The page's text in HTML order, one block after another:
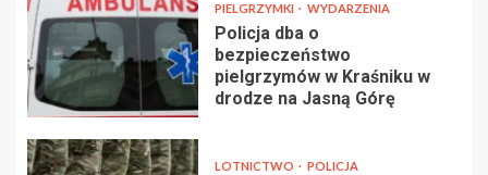
PIELGRZYMKI WYDARZENIA
Policja dba o
bezpieczeństwo
pielgrzymów w Kraśniku w
drodze na Jasną Górę
LOTNICTWO POLICJA